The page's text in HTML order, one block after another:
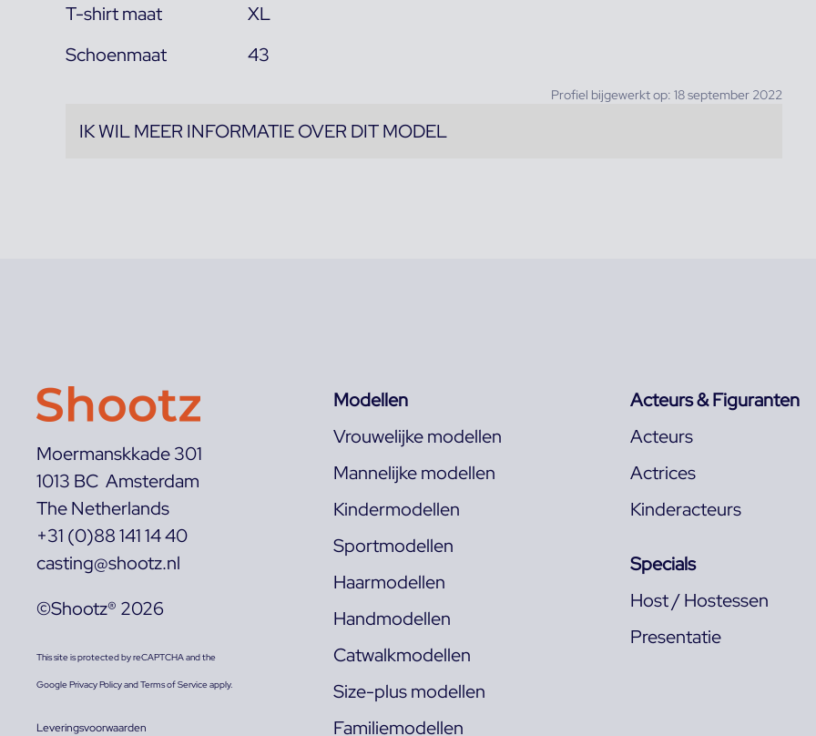
T-shirt maat
XL
Schoenmaat
43
Profiel bijgewerkt op: 18 september 2022
IK WIL MEER INFORMATIE OVER DIT MODEL
Moermanskkade 301
1013 BC Amsterdam
The Netherlands
+31 (0)88 141 14 40
casting@shootz.nl
©Shootz® 2026
This site is protected by reCAPTCHA and the
GooglePrivacy PolicyandTerms of Serviceapply.
Leveringsvoorwaarden
Modellen
Vrouwelijke modellen
Mannelijke modellen
Kindermodellen
Sportmodellen
Haarmodellen
Handmodellen
Catwalkmodellen
Size-plus modellen
Familiemodellen
Acteurs & Figuranten
Acteurs
Actrices
Kinderacteurs
Specials
Host / Hostessen
Presentatie